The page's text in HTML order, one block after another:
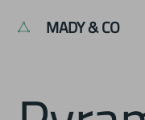
MADY & CO